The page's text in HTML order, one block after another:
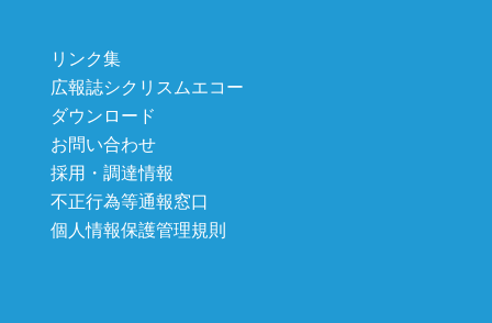
リンク集
広報誌シクリスムエコー
ダウンロード
お問い合わせ
採用・調達情報
不正行為等通報窓口
個人情報保護管理規則